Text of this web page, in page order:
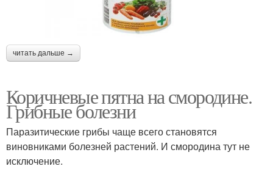
читать дальше →
Коричневые пятна на смородине.
Грибные болезни
Паразитические грибы чаще всего становятся
виновниками болезней растений. И смородина тут не
исключение.